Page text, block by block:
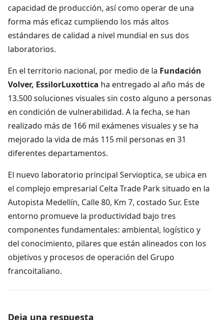
capacidad de producción, así como operar de una
forma más eficaz cumpliendo los más altos
estándares de calidad a nivel mundial en sus dos
laboratorios.
En el territorio nacional, por medio de la Fundación
Volver, EssilorLuxottica ha entregado al año más de
13.500 soluciones visuales sin costo alguno a personas
en condición de vulnerabilidad. A la fecha, se han
realizado más de 166 mil exámenes visuales y se ha
mejorado la vida de más 115 mil personas en 31
diferentes departamentos.
El nuevo laboratorio principal Servioptica, se ubica en
el complejo empresarial Celta Trade Park situado en la
Autopista Medellín, Calle 80, Km 7, costado Sur. Este
entorno promueve la productividad bajo tres
componentes fundamentales: ambiental, logístico y
del conocimiento, pilares que están alineados con los
objetivos y procesos de operación del Grupo
francoitaliano.
Deja una respuesta